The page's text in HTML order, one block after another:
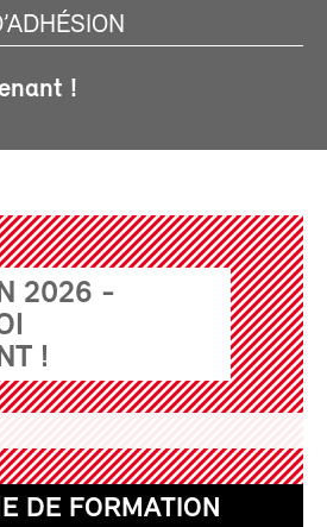
!
2026 -
!
DE FORMATION